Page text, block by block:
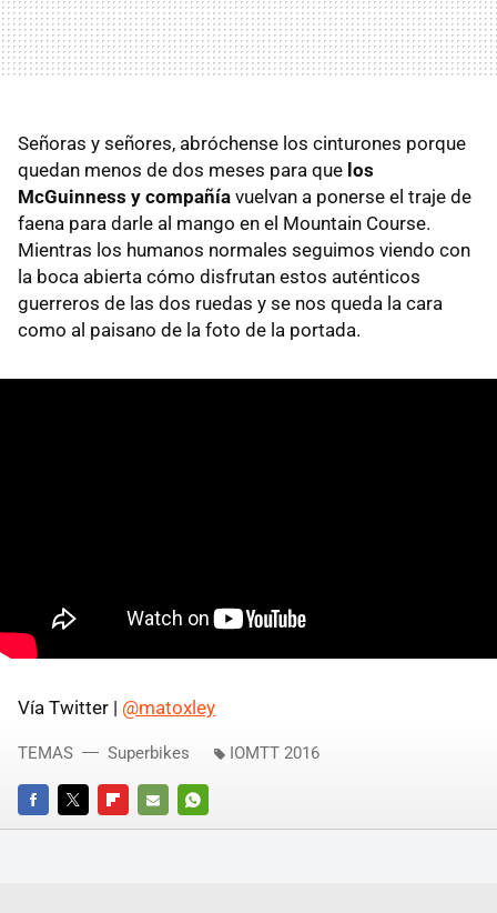
Señoras y señores, abróchense los cinturones porque
quedan menos de dos meses para que los
McGuinness y compañía vuelvan a ponerse el traje de
faena para darle al mango en el Mountain Course.
Mientras los humanos normales seguimos viendo con
la boca abierta cómo disfrutan estos auténticos
guerreros de las dos ruedas y se nos queda la cara
como al paisano de la foto de la portada.
Vía Twitter | @matoxley
FACEBOOKTWITTERFLIPBOARD
E-
WHATSAPP
TEMAS Superbikes IOMTT 2016